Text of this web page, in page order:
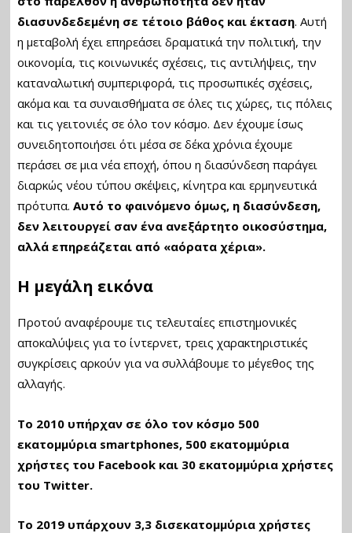
διασυνδεδεμένη σε τέτοιο βάθος και έκταση. Αυτή
η μεταβολή έχει επηρεάσει δραματικά την πολιτική, την
οικονομία, τις κοινωνικές σχέσεις, τις αντιλήψεις, την
καταναλωτική συμπεριφορά, τις προσωπικές σχέσεις,
ακόμα και τα συναισθήματα σε όλες τις χώρες, τις πόλεις
και τις γειτονιές σε όλο τον κόσμο. Δεν έχουμε ίσως
συνειδητοποιήσει ότι μέσα σε δέκα χρόνια έχουμε
περάσει σε μια νέα εποχή, όπου η διασύνδεση παράγει
διαρκώς νέου τύπου σκέψεις, κίνητρα και ερμηνευτικά
πρότυπα. Αυτό το φαινόμενο όμως, η διασύνδεση,
δεν λειτουργεί σαν ένα ανεξάρτητο οικοσύστημα,
αλλά επηρεάζεται από «αόρατα χέρια».
Η μεγάλη εικόνα
Προτού αναφέρουμε τις τελευταίες επιστημονικές
αποκαλύψεις για το ίντερνετ, τρεις χαρακτηριστικές
συγκρίσεις αρκούν για να συλλάβουμε το μέγεθος της
αλλαγής.
Το 2010 υπήρχαν σε όλο τον κόσμο 500
εκατομμύρια smartphones, 500 εκατομμύρια
χρήστες του Facebook και 30 εκατομμύρια χρήστες
του Twitter.
Το 2019 υπάρχουν 3,3 δισεκατομμύρια χρήστες